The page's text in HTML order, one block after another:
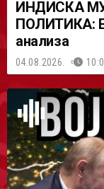
ИНДИСКА
ПОЛИТИКА:
анализа
04.08.2026.